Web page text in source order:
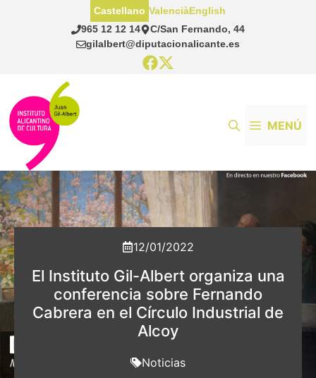
965 12 12 14
C/San Fernando, 44
gilalbert@diputacionalicante.es
Castellano ValenciàEnglish
MENÚ
12/01/2022
El Instituto Gil-Albert organiza una
conferencia sobre Fernando
Cabrera en el Círculo Industrial de
Alcoy
Noticias